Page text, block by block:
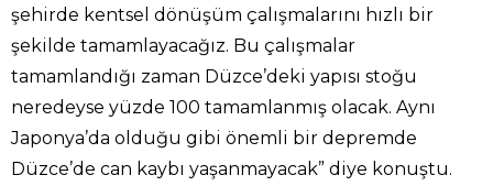
şehirde kentsel dönüşüm çalışmalarını hızlı bir
şekilde tamamlayacağız. Bu çalışmalar
tamamlandığı zaman Düzce’deki yapısı stoğu
neredeyse yüzde 100 tamamlanmış olacak. Aynı
Japonya’da olduğu gibi önemli bir depremde
Düzce’de can kaybı yaşanmayacak” diye konuştu.